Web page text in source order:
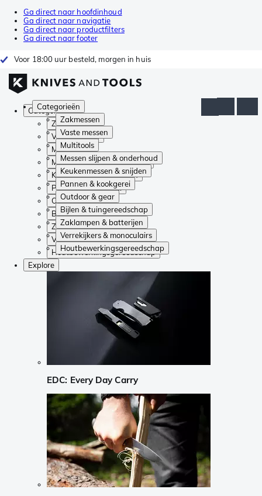
Ga direct naar hoofdinhoud
Ga direct naar navigatie
Ga direct naar productfilters
Ga direct naar footer
Voor 18:00 uur besteld, morgen in huis
Categorieën
Zakmessen
Vaste messen
Multitools
Messen slijpen & onderhoud
Keukenmessen & snijden
Pannen & kookgerei
Outdoor & gear
Bijlen & tuingereedschap
Zaklampen & batterijen
Verrekijkers & monoculairs
Houtbewerkingsgereedschap
Categorieën
Zakmessen
Vaste messen
Multitools
Messen slijpen & onderhoud
Keukenmessen & snijden
Pannen & kookgerei
Outdoor & gear
Bijlen & tuingereedschap
Zaklampen & batterijen
Verrekijkers & monoculairs
Houtbewerkingsgereedschap
Explore
EDC: Every Day Carry